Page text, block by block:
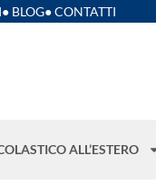
● BLOG● CONTATTI
ALL’ESTERO